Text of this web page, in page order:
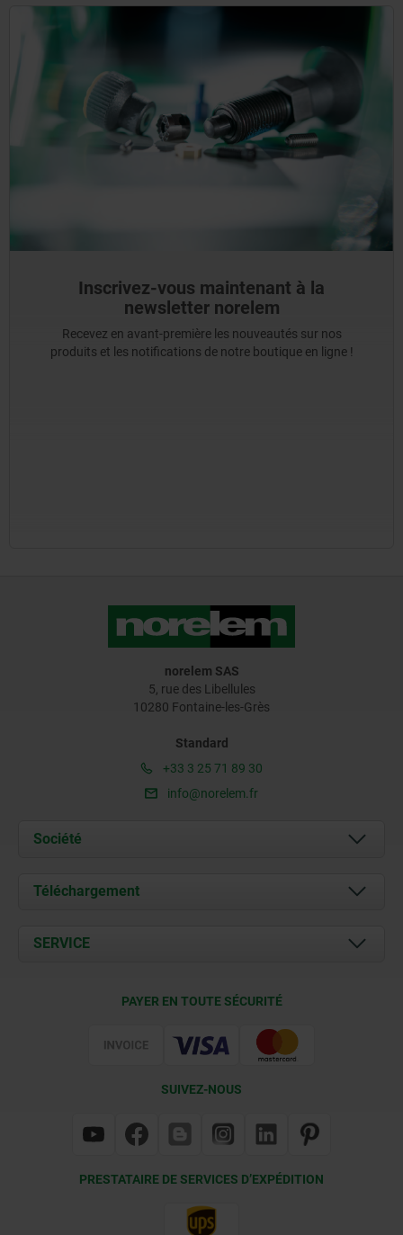
Inscrivez-vous maintenant à la
newsletter norelem
Recevez en avant-première les nouveautés sur nos
produits et les notifications de notre boutique en ligne !
norelem SAS
5, rue des Libellules
10280 Fontaine-les-Grès
Standard
+33 3 25 71 89 30
info@norelem.fr
Société
À propos de nous
Contact
Téléchargement
Documents
SERVICE
PAYER EN TOUTE SÉCURITÉ
SUIVEZ-NOUS
PRESTATAIRE DE SERVICES D’EXPÉDITION